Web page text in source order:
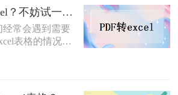
殊性质，直接
简单。那么
？本文将介绍几
的方法，帮
。
如何免费pdf转excel？不妨试一试这三种方法！
常会遇到需要
表格的情况。
的软件或服务
免费的方法同
介绍如何免费